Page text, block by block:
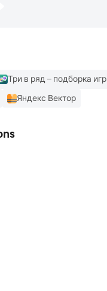
Три в ряд – подборка игр
Яндекс Вектор